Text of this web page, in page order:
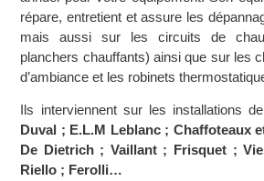
répare, entretient et assure les
mais aussi sur les circuits de
planchers chauffants) ainsi que sur les
d’ambiance et les robinets
Ils interviennent sur les installations
Duval ; E.L.M Leblanc ; Chaffoteaux
De Dietrich ; Vaillant ; Frisquet ;
Riello ; Ferolli…